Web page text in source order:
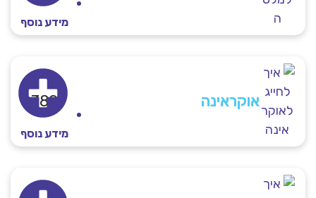
מידע נוסף
אוקראינה 380+
מידע נוסף